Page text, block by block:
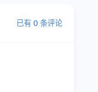
已有 0 条评论